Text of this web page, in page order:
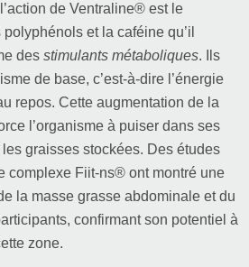
de Ventraline® est le
et la caféine qu’il
des stimulants métaboliques. Ils
de base, c’est-à-dire l’énergie
repos. Cette augmentation de la
l’organisme à puiser dans ses
les graisses stockées. Des études
complexe Fiit-ns® ont montré une
la masse grasse abdominale et du
confirmant son potentiel à
zone.